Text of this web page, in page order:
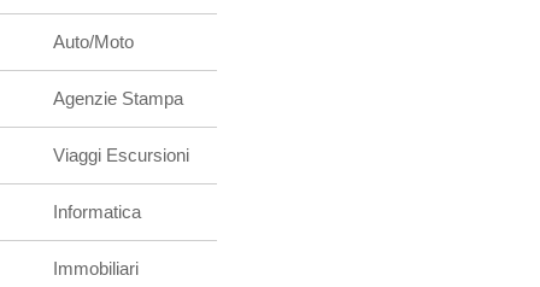
Auto/Moto
Agenzie Stampa
Viaggi Escursioni
Informatica
Immobiliari